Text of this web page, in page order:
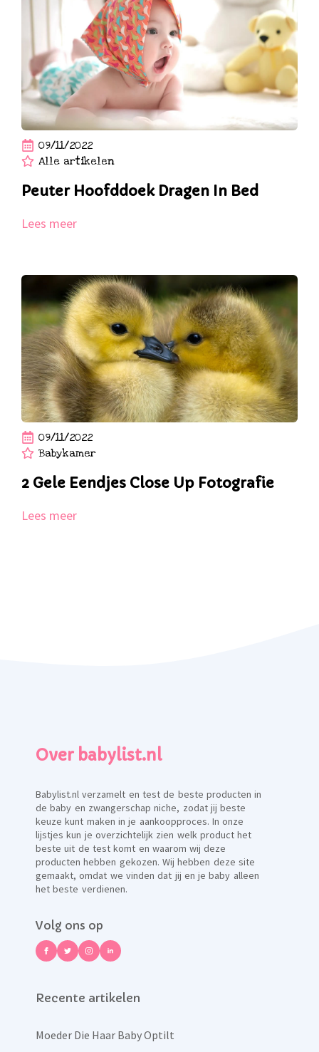
09/11/2022
Alle artikelen
Peuter Hoofddoek Dragen In Bed
Lees meer
09/11/2022
Babykamer
2 Gele Eendjes Close Up Fotografie
Lees meer
Over babylist.nl
Babylist.nl verzamelt en test de beste producten in
de baby en zwangerschap niche, zodat jij beste
keuze kunt maken in je aankoopproces. In onze
lijstjes kun je overzichtelijk zien welk product het
beste uit de test komt en waarom wij deze
producten hebben gekozen. Wij hebben deze site
gemaakt, omdat we vinden dat jij en je baby alleen
het beste verdienen.
Volg ons op
Recente artikelen
Moeder Die Haar Baby Optilt